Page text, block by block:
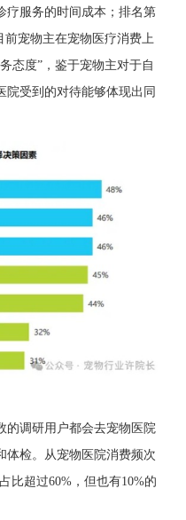
疗服务的时间成本；排名第
前宠物主在宠物医疗消费上
态度”，鉴于宠物主对于自
院受到的对待能够体现出同
的调研用户都会去宠物医院
体检。从宠物医院消费频次
比超过60%，但也有10%的